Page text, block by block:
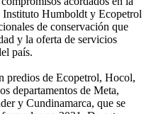
Instituto Humboldt y Ecopetrol
de conservación que
y la oferta de servicios
país.
predios de Ecopetrol, Hocol,
departamentos de Meta,
y Cundinamarca, que se